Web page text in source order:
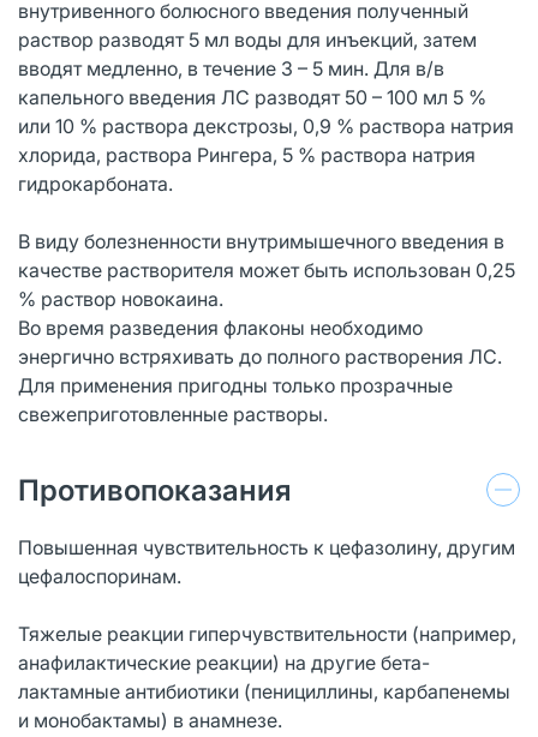
внутривенного болюсного введения полученный
раствор разводят 5 мл воды для инъекций, затем
вводят медленно, в течение 3 – 5 мин. Для в/в
капельного введения ЛС разводят 50 – 100 мл 5 %
или 10 % раствора декстрозы, 0,9 % раствора натрия
хлорида, раствора Рингера, 5 % раствора натрия
гидрокарбоната.
В виду болезненности внутримышечного введения в
качестве растворителя может быть использован 0,25
% раствор новокаина.
Во время разведения флаконы необходимо
энергично встряхивать до полного растворения ЛС.
Для применения пригодны только прозрачные
свежеприготовленные растворы.
Противопоказания
Повышенная чувствительность к цефазолину, другим
цефалоспоринам.
Тяжелые реакции гиперчувствительности (например,
анафилактические реакции) на другие бета-
лактамные антибиотики (пенициллины, карбапенемы
и монобактамы) в анамнезе.